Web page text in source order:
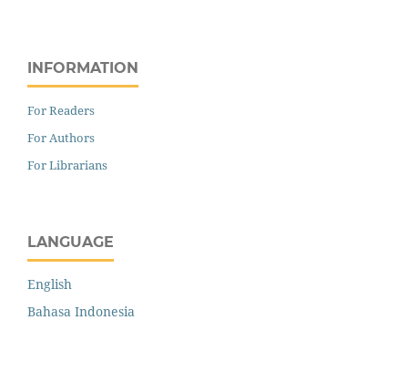
INFORMATION
For Readers
For Authors
For Librarians
LANGUAGE
English
Bahasa Indonesia